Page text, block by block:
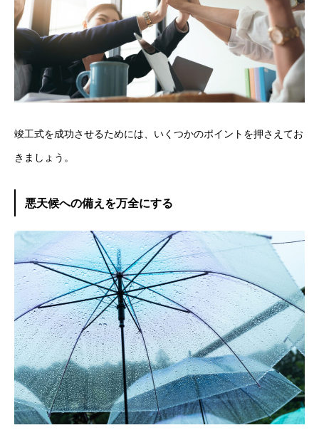
竣工式を成功させるためには、いくつかのポイントを押さえてお
きましょう。
悪天候への備えを万全にする